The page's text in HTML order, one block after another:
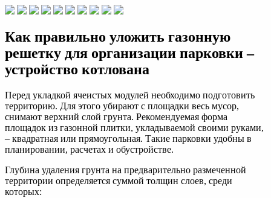
Как правильно уложить газонную
решетку для организации парковки –
устройство котлована
Перед укладкой ячеистых модулей необходимо подготовить
территорию. Для этого убирают с площадки весь мусор,
снимают верхний слой грунта. Рекомендуемая форма
площадок из газонной плитки, укладываемой своими руками,
– квадратная или прямоугольная. Такие парковки удобны в
планировании, расчетах и обустройстве.
Глубина удаления грунта на предварительно размеченной
территории определяется суммой толщин слоев, среди
которых: